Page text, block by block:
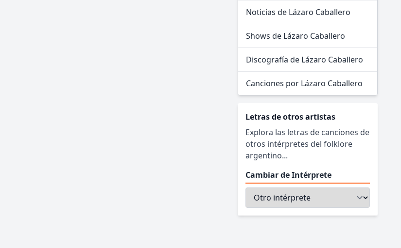
Noticias de Lázaro Caballero
Shows de Lázaro Caballero
Discografía de Lázaro Caballero
Canciones por Lázaro Caballero
Letras de otros artistas
Explora las letras de canciones de
otros intérpretes del folklore
argentino...
Cambiar de Intérprete